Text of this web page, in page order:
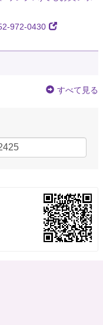
972-0430
すべて見る